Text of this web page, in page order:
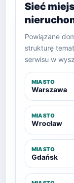
Sieć
Powiązane
strukturę
serwisu w
MIASTO
Warszawa
MIASTO
Wrocław
MIASTO
Gdańsk